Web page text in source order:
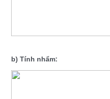
b) Tính nhẩm: